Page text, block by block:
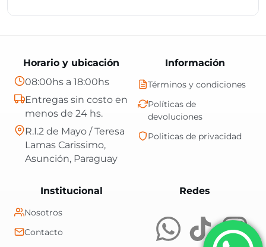
RedesCentral Shop es
Información
Términos y condiciones
Políticas de
devoluciones
Politicas de privacidad
Institucional
Nosotros
Contacto
Horario y ubicación
08:00hs a 18:00hs
Entregas sin costo en
menos de 24 hs.
R.I.2 de Mayo / Teresa
Lamas Carissimo,
Asunción, Paraguay